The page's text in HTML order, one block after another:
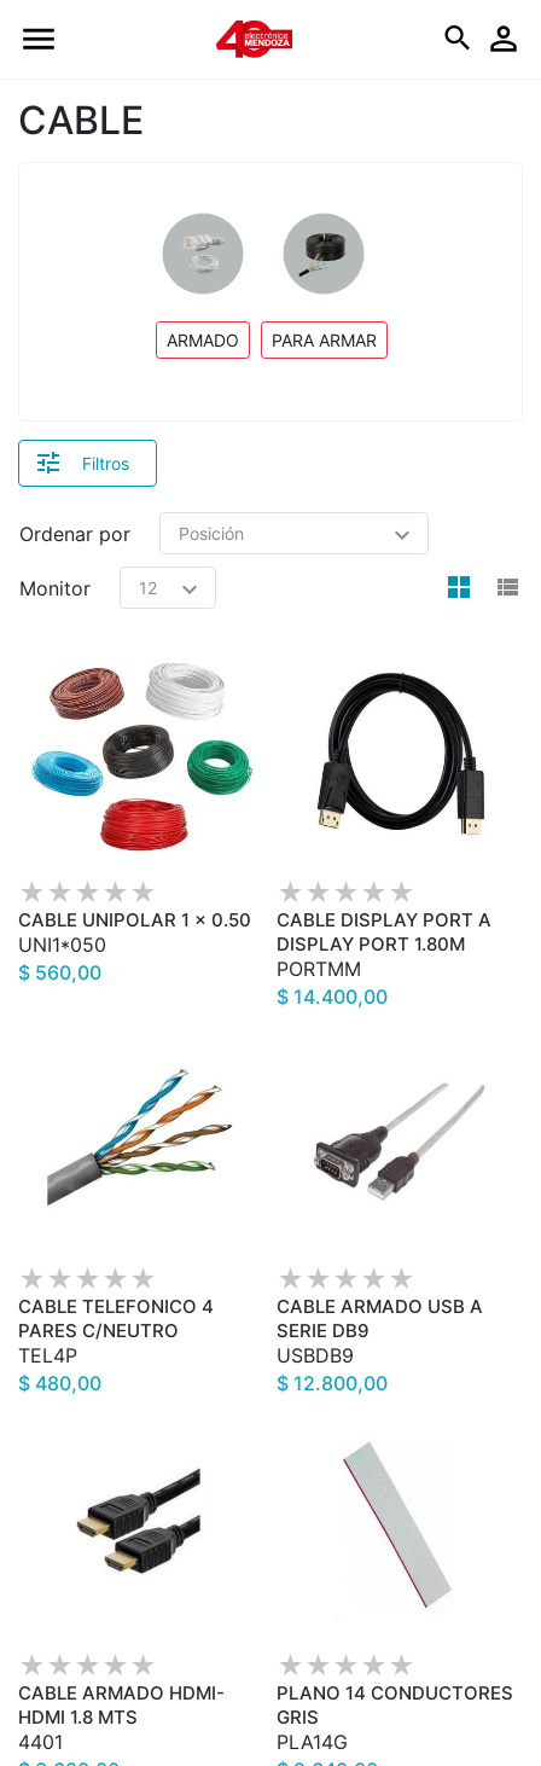
CABLE
ARMADO PARA ARMAR
Filtros
Ordenar por
Monitor
CABLE UNIPOLAR 1 x 0.50
UNI1*050
$ 560,00
CABLE DISPLAY PORT A
DISPLAY PORT 1.80M
PORTMM
$ 14.400,00
CABLE TELEFONICO 4
PARES C/NEUTRO
TEL4P
$ 480,00
CABLE ARMADO USB A
SERIE DB9
USBDB9
$ 12.800,00
CABLE ARMADO HDMI-
HDMI 1.8 MTS
4401
PLANO 14 CONDUCTORES
GRIS
PLA14G